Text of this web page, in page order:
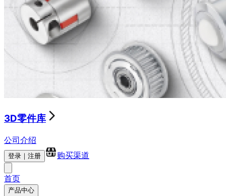
3D零件库
公司介绍
登录｜注册 购买渠道
首页
产品中心